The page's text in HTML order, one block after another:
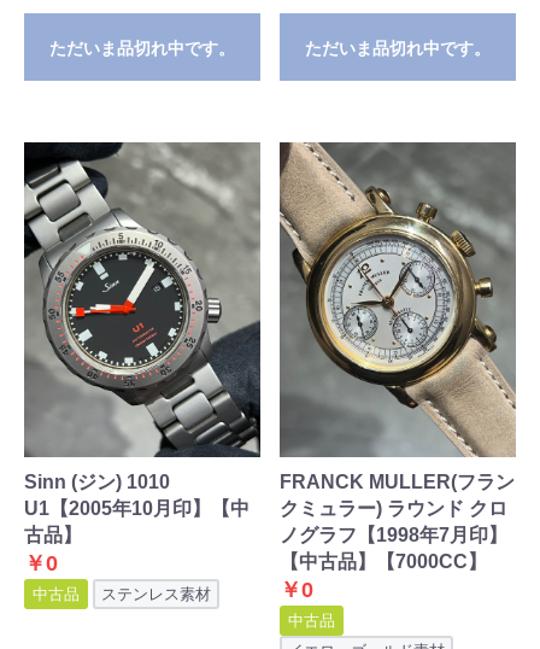
ただいま品切れ中です。 ただいま品切れ中です。
Sinn (ジン) 1010
U1【2005年10月印】【中
古品】
￥0
中古品 ステンレス素材
FRANCK MULLER(フラン
クミュラー) ラウンド クロ
ノグラフ【1998年7月印】
【中古品】【7000CC】
￥0
中古品